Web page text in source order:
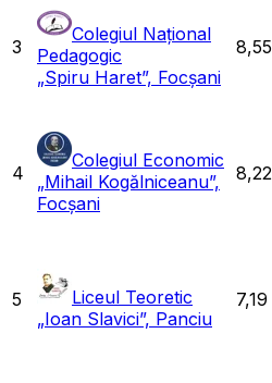
3
Colegiul Național
Pedagogic
„Spiru Haret”, Focșani
8,55
4
Colegiul Economic
„Mihail Kogălniceanu”,
Focșani
8,22
5
Liceul Teoretic
„Ioan Slavici”, Panciu
7,19